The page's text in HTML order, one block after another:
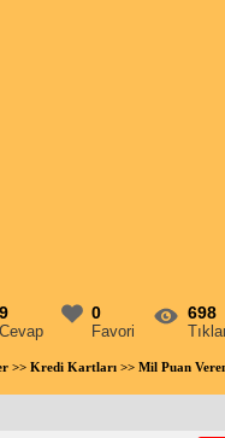
9
Cevap
0
Favori
698
>> Kredi Kartları>> Mil Puan